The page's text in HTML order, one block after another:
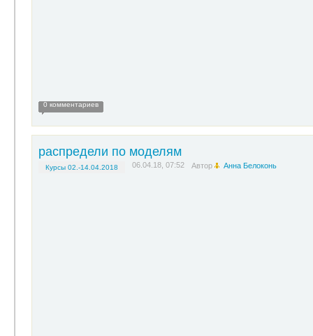
0 комментариев
распредели по моделям
Курсы 02.-14.04.2018 06.04.18, 07:52 Автор Анна Белоконь